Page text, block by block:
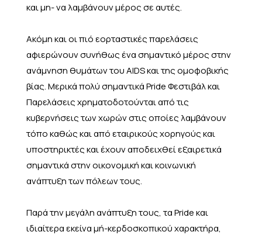
και μη- να λαμβάνουν μέρος σε αυτές.
Ακόμη και οι πιό εορταστικές παρελάσεις
αφιερώνουν συνήθως ένα σημαντικό μέρος στην
ανάμνηση θυμάτων του AIDS και της ομοφοβικής
βίας. Μερικά πολύ σημαντικά Pride Φεστιβάλ και
Παρελάσεις χρηματοδοτούνται από τις
κυβερνήσεις των χωρών στις οποίες λαμβάνουν
τόπο καθώς και από εταιρικούς χορηγούς και
υποστηρικτές και έχουν αποδειχθεί εξαιρετικά
σημαντικά στην οικονομική και κοινωνική
ανάπτυξη των πόλεων τους.
Παρά την μεγάλη ανάπτυξη τους, τα Pride και
ιδιαίτερα εκείνα μή-κερδοσκοπικού χαρακτήρα,